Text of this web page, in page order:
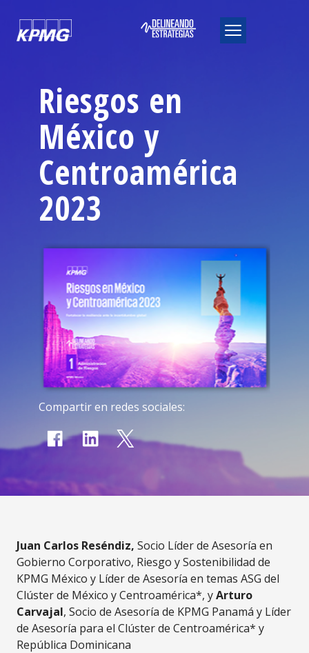
Riesgos en
México y
Centroamérica
2023
Compartir en redes sociales:
Juan Carlos Reséndiz, Socio Líder de Asesoría en
Gobierno Corporativo, Riesgo y Sostenibilidad de
KPMG México y Líder de Asesoría en temas ASG del
Clúster de México y Centroamérica*, yArturo
Carvajal, Socio de Asesoría de KPMG Panamá y Líder
de Asesoría para el Clúster de Centroamérica* y
República Dominicana